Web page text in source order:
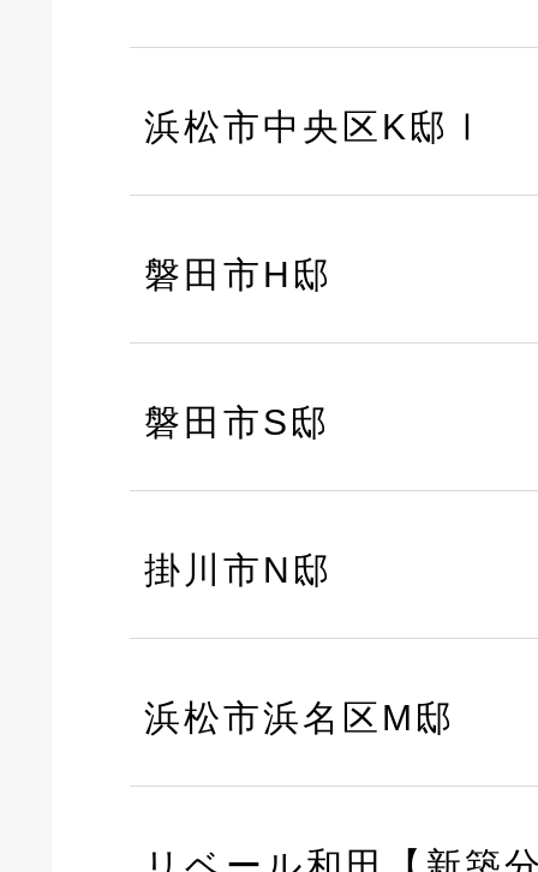
浜松市中央区K邸Ⅰ
磐田市H邸
磐田市S邸
掛川市N邸
浜松市浜名区M邸